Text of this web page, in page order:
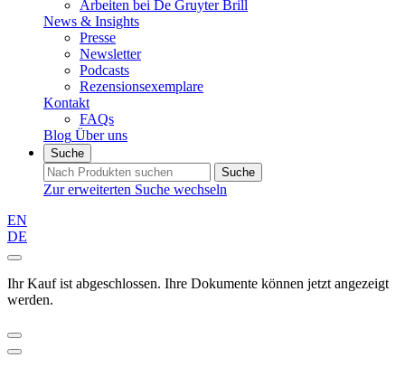
Arbeiten bei De Gruyter Brill
News & Insights
Presse
Newsletter
Podcasts
Rezensionsexemplare
Kontakt
FAQs
Blog Über uns
Suche
Suche
Zur erweiterten Suche wechseln
EN
DE
Ihr Kauf ist abgeschlossen. Ihre Dokumente können jetzt angezeigt
werden.